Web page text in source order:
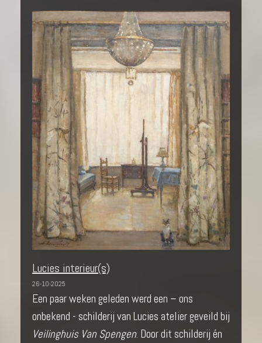
Lucies interieur(s)
26-10-2025
Een paar weken geleden werd een – ons
onbekend - schilderij van Lucies atelier geveild bij
Veilinghuis Van Spengen. Door dit schilderij én